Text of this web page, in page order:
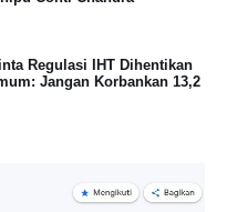
Regulasi IHT Dihentikan
Jangan Korbankan 13,2